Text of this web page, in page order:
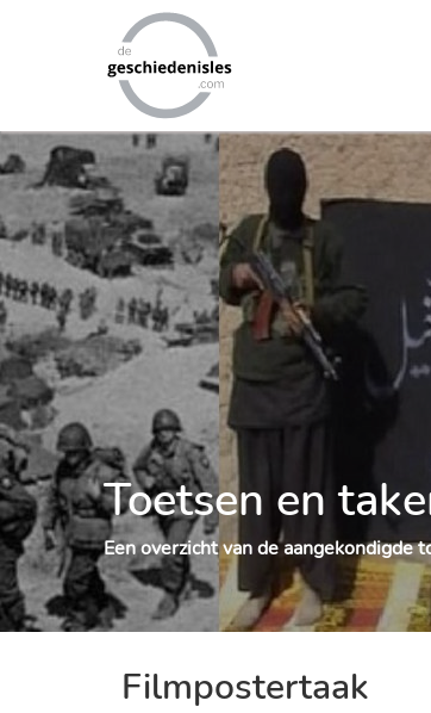
Toetsen en
Een overzicht van de aangekondigde
Filmpostertaak